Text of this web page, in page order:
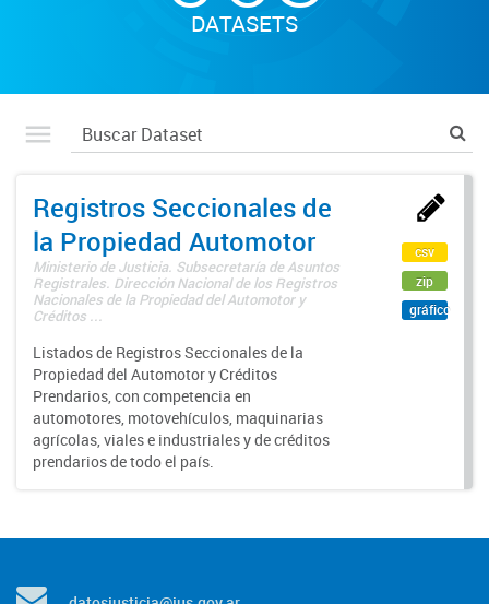
DATASETS
Registros Seccionales de
la Propiedad Automotor
Ministerio de Justicia. Subsecretaría de Asuntos
Registrales. Dirección Nacional de los Registros
Nacionales de la Propiedad del Automotor y
Créditos ...
Listados de Registros Seccionales de la
Propiedad del Automotor y Créditos
Prendarios, con competencia en
automotores, motovehículos, maquinarias
agrícolas, viales e industriales y de créditos
prendarios de todo el país.
csv
zip
gráfico